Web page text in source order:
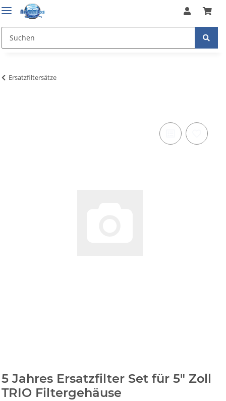
Ersatzfiltersätze
5 Jahres Ersatzfilter Set für 5" Zoll
TRIO Filtergehäuse